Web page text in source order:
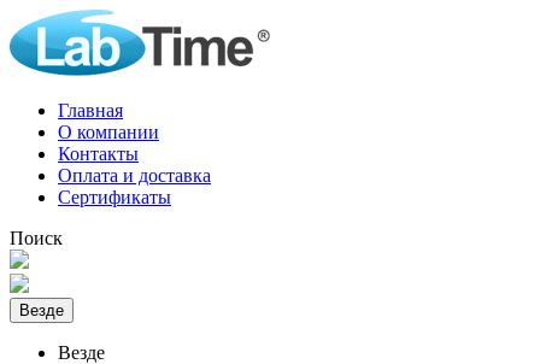
Главная
О компании
Контакты
Оплата и доставка
Сертификаты
Поиск
Везде
Везде